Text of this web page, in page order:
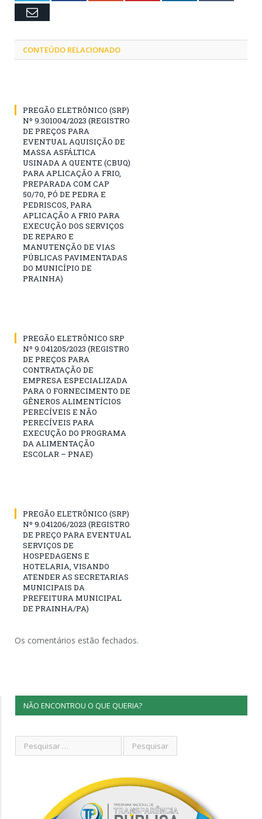
Email
CONTEÚDO RELACIONADO
PREGÃO ELETRÔNICO (SRP)
Nº 9.301004/2023 (REGISTRO
DE PREÇOS PARA
EVENTUAL AQUISIÇÃO DE
MASSA ASFÁLTICA
USINADA A QUENTE (CBUQ)
PARA APLICAÇÃO A FRIO,
PREPARADA COM CAP
50/70, PÓ DE PEDRA E
PEDRISCOS, PARA
APLICAÇÃO A FRIO PARA
EXECUÇÃO DOS SERVIÇOS
DE REPARO E
MANUTENÇÃO DE VIAS
PÚBLICAS PAVIMENTADAS
DO MUNICÍPIO DE
PRAINHA)
PREGÃO ELETRÔNICO SRP
Nº 9.041205/2023 (REGISTRO
DE PREÇOS PARA
CONTRATAÇÃO DE
EMPRESA ESPECIALIZADA
PARA O FORNECIMENTO DE
GÊNEROS ALIMENTÍCIOS
PERECÍVEIS E NÃO
PERECÍVEIS PARA
EXECUÇÃO DO PROGRAMA
DA ALIMENTAÇÃO
ESCOLAR – PNAE)
PREGÃO ELETRÔNICO (SRP)
Nº 9.041206/2023 (REGISTRO
DE PREÇO PARA EVENTUAL
SERVIÇOS DE
HOSPEDAGENS E
HOTELARIA, VISANDO
ATENDER AS SECRETARIAS
MUNICIPAIS DA
PREFEITURA MUNICIPAL
DE PRAINHA/PA)
Os comentários estão fechados.
NÃO ENCONTROU O QUE QUERIA?